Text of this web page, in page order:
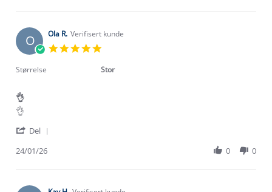
Feb
utelek
Erik
on
10
Feb
O Ola R. Verifisert kunde
rating
Størrelse Stor
👌
Review
Ola
on
Jan
review
👌
👌
Del
Ola
24/01/26 0 0